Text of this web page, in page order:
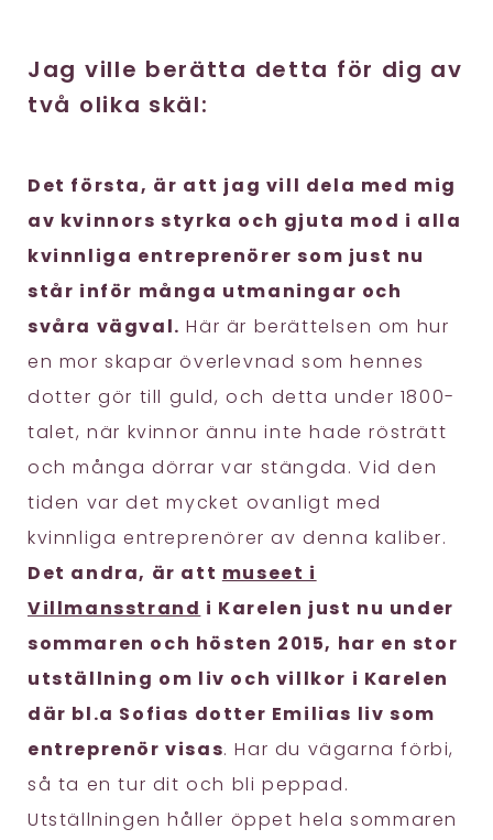
Jag ville berätta detta för dig av
två olika skäl:
Det första, är att jag vill dela med mig
av kvinnors styrka och gjuta mod i alla
kvinnliga entreprenörer som just nu
står inför många utmaningar och
svåra vägval. Här är berättelsen om hur
en mor skapar överlevnad som hennes
dotter gör till guld, och detta under 1800-
talet, när kvinnor ännu inte hade rösträtt
och många dörrar var stängda. Vid den
tiden var det mycket ovanligt med
kvinnliga entreprenörer av denna kaliber.
Det andra, är att museet i
Villmansstrand i Karelen just nu under
sommaren och hösten 2015, har en stor
utställning om liv och villkor i Karelen
där bl.a Sofias dotter Emilias liv som
entreprenör visas. Har du vägarna förbi,
så ta en tur dit och bli peppad.
Utställningen håller öppet hela sommaren